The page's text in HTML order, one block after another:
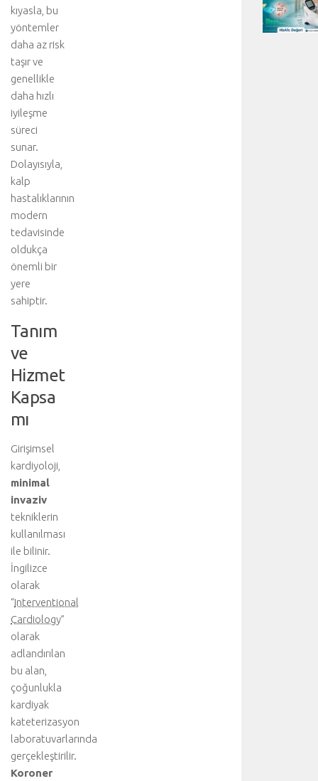
kıyasla, bu
yöntemler
daha az risk
taşır ve
genellikle
daha hızlı
iyileşme
süreci
sunar.
Dolayısıyla,
kalp
hastalıklarının
modern
tedavisinde
oldukça
önemli bir
yere
sahiptir.
Tanım
ve
Hizmet
Kapsa
mı
Girişimsel
kardiyoloji,
minimal
invaziv
tekniklerin
kullanılması
ile bilinir.
İngilizce
olarak
“Interventional
Cardiology”
olarak
adlandırılan
bu alan,
çoğunlukla
kardiyak
kateterizasyon
laboratuvarlarında
gerçekleştirilir.
Koroner